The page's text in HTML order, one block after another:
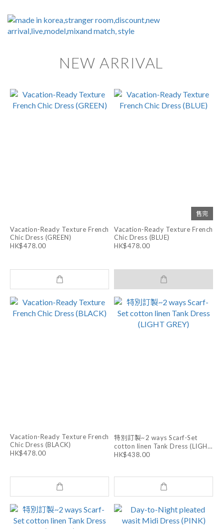
NEW ARRIVAL
Vacation-Ready Texture French
Chic Dress (GREEN)
HK$478.00
售完
Vacation-Ready Texture French
Chic Dress (BLUE)
HK$478.00
Vacation-Ready Texture French
Chic Dress (BLACK)
HK$478.00
特別訂製~2 ways Scarf-Set
cotton linen Tank Dress (LIGHT
GREY)
HK$438.00